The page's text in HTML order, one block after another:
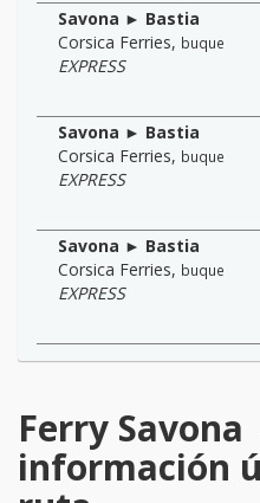
Savona ► Bastia
Corsica Ferries, buque
EXPRESS
Savona ► Bastia
Corsica Ferries, buque
EXPRESS
Savona ► Bastia
Corsica Ferries, buque
EXPRESS
Ferry
información